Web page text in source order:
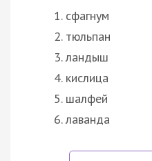
сфагнум
тюльпан
ландыш
кислица
шалфей
лаванда